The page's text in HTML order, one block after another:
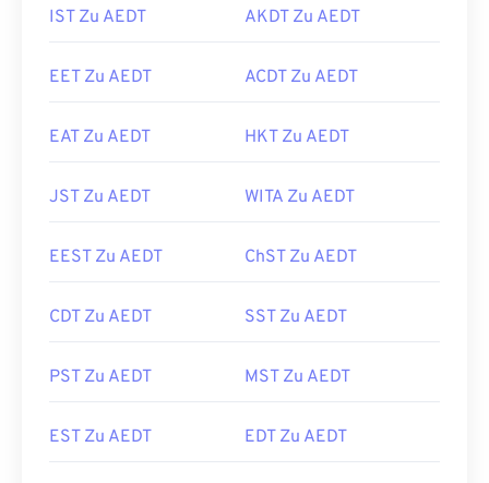
IST Zu AEDT AKDT Zu AEDT
EET Zu AEDT ACDT Zu AEDT
EAT Zu AEDT HKT Zu AEDT
JST Zu AEDT WITA Zu AEDT
EEST Zu AEDT ChST Zu AEDT
CDT Zu AEDT SST Zu AEDT
PST Zu AEDT MST Zu AEDT
EST Zu AEDT EDT Zu AEDT